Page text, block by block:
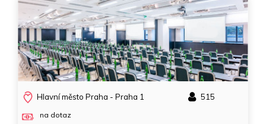
Hlavní město Praha - Praha 1 515
na dotaz